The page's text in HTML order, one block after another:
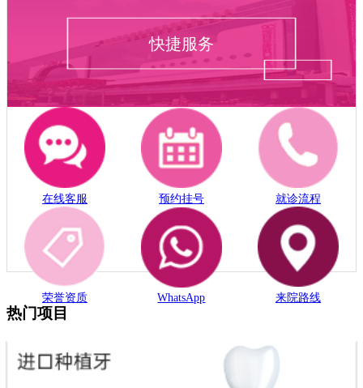
快捷服务
在线客服 预约挂号 就诊流程
荣誉资质 WhatsApp 来院路线
热门项目